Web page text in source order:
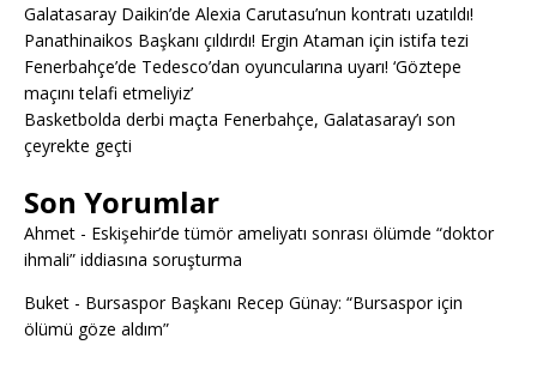
Galatasaray Daikin’de Alexia Carutasu’nun kontratı uzatıldı!
Panathinaikos Başkanı çıldırdı! Ergin Ataman için istifa tezi
Fenerbahçe’de Tedesco’dan oyuncularına uyarı! ‘Göztepe
maçını telafi etmeliyiz’
Basketbolda derbi maçta Fenerbahçe, Galatasaray’ı son
çeyrekte geçti
Son Yorumlar
Ahmet - Eskişehir’de tümör ameliyatı sonrası ölümde “doktor
ihmali” iddiasına soruşturma
Buket - Bursaspor Başkanı Recep Günay: “Bursaspor için
ölümü göze aldım”